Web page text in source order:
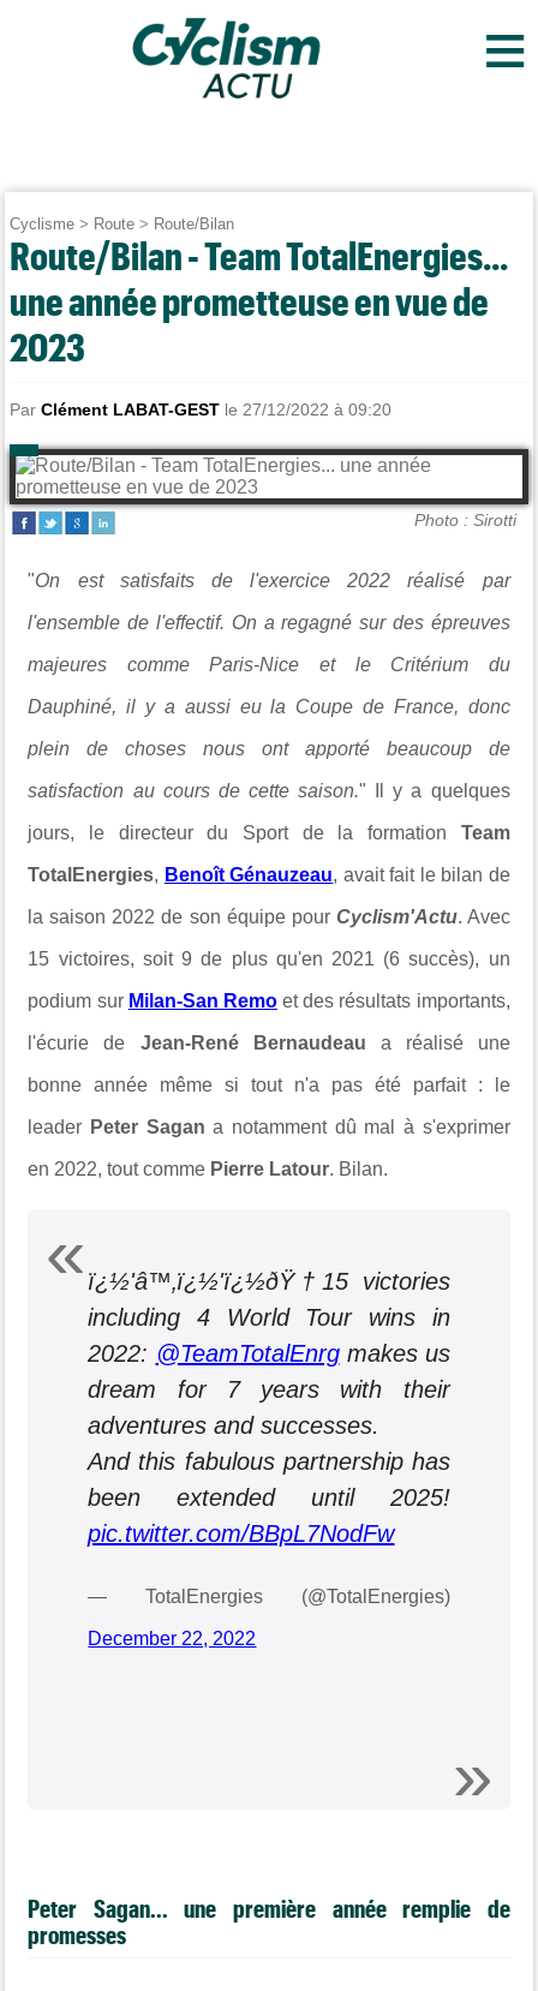
≡
Cyclisme > Route > Route/Bilan
Route/Bilan - Team TotalEnergies...
une année prometteuse en vue de
2023
ParClément LABAT-GEST le 27/12/2022 à 09:20
Photo : Sirotti
"On est satisfaits de l'exercice 2022 réalisé par
l'ensemble de l'effectif. On a regagné sur des épreuves
majeures comme Paris-Nice et le Critérium du
Dauphiné, il y a aussi eu la Coupe de France, donc
plein de choses nous ont apporté beaucoup de
satisfaction au cours de cette saison." Il y a quelques
jours, le directeur du Sportde la formation Team
TotalEnergies, Benoît Génauzeau, avait fait le bilan de
la saison 2022 de son équipe pour Cyclism'Actu. Avec
15 victoires, soit 9 de plus qu'en 2021 (6 succès), un
podium sur Milan-San Remoet des résultats importants,
l'écurie de Jean-René Bernaudeau a réalisé une
bonne année même si tout n'a pas été parfait : le
leader Peter Sagan a notamment dû mal à s'exprimer
en 2022, tout comme Pierre Latour. Bilan.
ï¿½'‍â™‚ï¿½'ï¿½ðŸ†15 victories
including 4 World Tour wins in
2022: @TeamTotalEnrgmakes us
dream for 7 years with their
adventures and successes.
And this fabulous partnership has
been extended until 2025!
pic.twitter.com/BBpL7NodFw
— TotalEnergies (@TotalEnergies)
December 22, 2022
Peter Sagan... une première année remplie de
promesses